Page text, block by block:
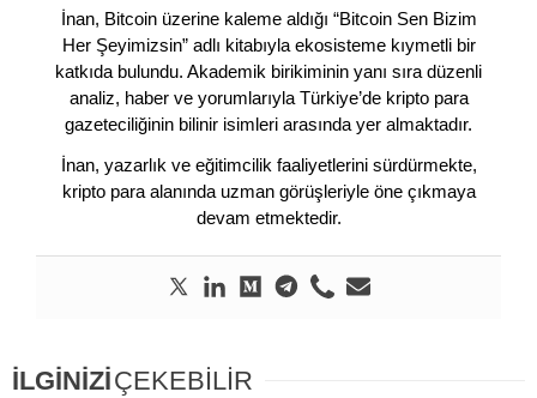
İnan, Bitcoin üzerine kaleme aldığı “Bitcoin Sen Bizim
Her Şeyimizsin” adlı kitabıyla ekosisteme kıymetli bir
katkıda bulundu. Akademik birikiminin yanı sıra düzenli
analiz, haber ve yorumlarıyla Türkiye’de kripto para
gazeteciliğinin bilinir isimleri arasında yer almaktadır.
İnan, yazarlık ve eğitimcilik faaliyetlerini sürdürmekte,
kripto para alanında uzman görüşleriyle öne çıkmaya
devam etmektedir.
İLGİNİZİÇEKEBİLİR